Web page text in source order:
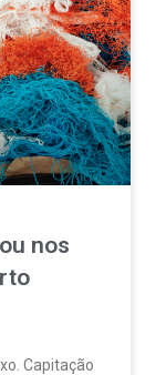
nos
Capitação